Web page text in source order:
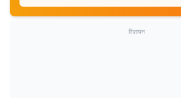
विज्ञापन